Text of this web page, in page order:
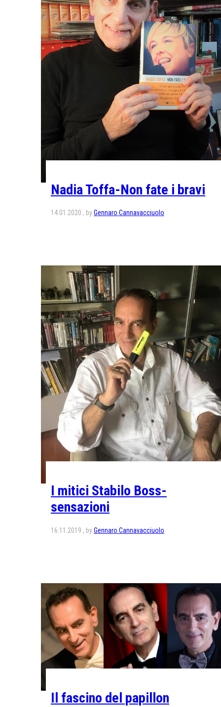
Nadia Toffa-Non fate i bravi
14.01.2020 byGennaro Cannavacciuolo
I mitici Stabilo Boss-
sensazioni
16.11.2019 byGennaro Cannavacciuolo
Il fascino del papillon